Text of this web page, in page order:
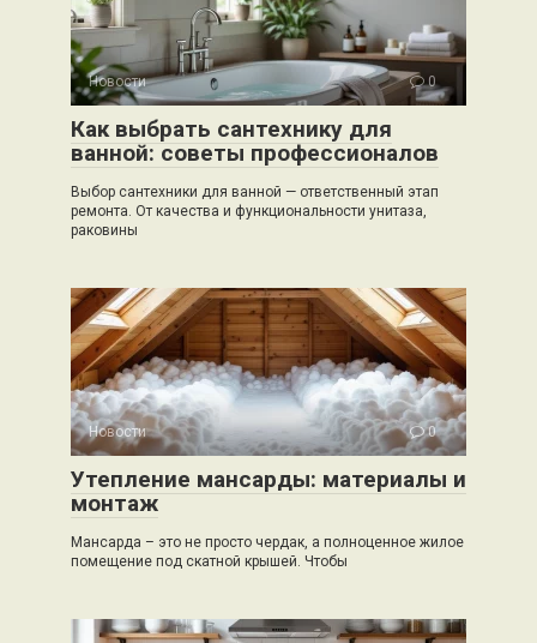
Новости 0
Как выбрать сантехнику для
ванной: советы профессионалов
Выбор сантехники для ванной — ответственный этап
ремонта. От качества и функциональности унитаза,
раковины
Новости 0
Утепление мансарды: материалы и
монтаж
Мансарда – это не просто чердак, а полноценное жилое
помещение под скатной крышей. Чтобы